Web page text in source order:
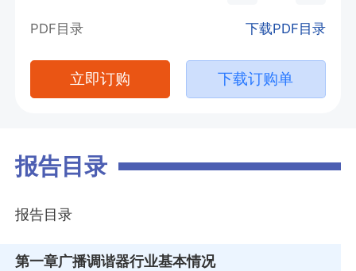
PDF目录 下载PDF目录
立即订购 下载订购单
报告目录
报告目录
第一章广播调谐器行业基本情况